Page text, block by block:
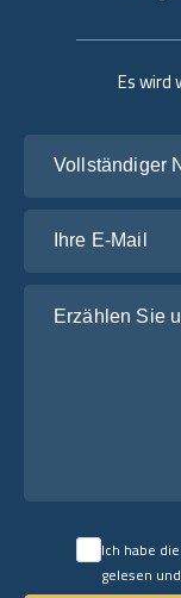
Es wird
Ich habe die
gelesen